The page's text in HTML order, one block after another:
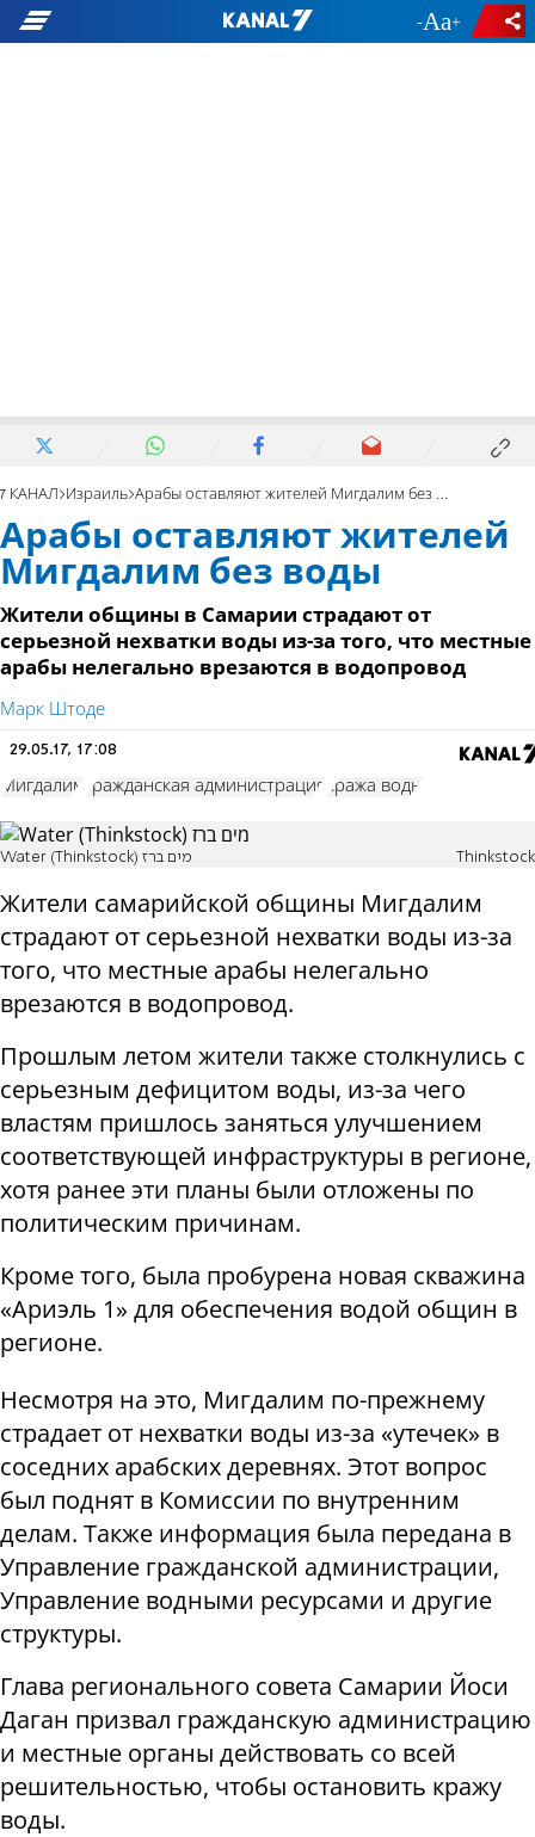
- +
7 КАНАЛ Израиль Арабы оставляют жителей Мигдалим без воды
Арабы оставляют жителей
Мигдалим без воды
Жители общины в Самарии страдают от
серьезной нехватки воды из-за того, что местные
арабы нелегально врезаются в водопровод
Марк Штоде
29.05.17, 17:08
Мигдалим гражданская администрация кража воды
Water (Thinkstock) מים ברז Thinkstock
Жители самарийской общины Мигдалим
страдают от серьезной нехватки воды из-за
того, что местные арабы нелегально
врезаются в водопровод.
Прошлым летом жители также столкнулись с
серьезным дефицитом воды, из-за чего
властям пришлось заняться улучшением
соответствующей инфраструктуры в регионе,
хотя ранее эти планы были отложены по
политическим причинам.
Кроме того, была пробурена новая скважина
«Ариэль 1» для обеспечения водой общин в
регионе.
Несмотря на это, Мигдалим по-прежнему
страдает от нехватки воды из-за «утечек» в
соседних арабских деревнях. Этот вопрос
был поднят в Комиссии по внутренним
делам. Также информация была передана ​​в
Управление гражданской администрации,
Управление водными ресурсами и другие
структуры.
Глава регионального совета Самарии Йоси
Даган призвал гражданскую администрацию
и местные органы действовать со всей
решительностью, чтобы остановить кражу
воды.